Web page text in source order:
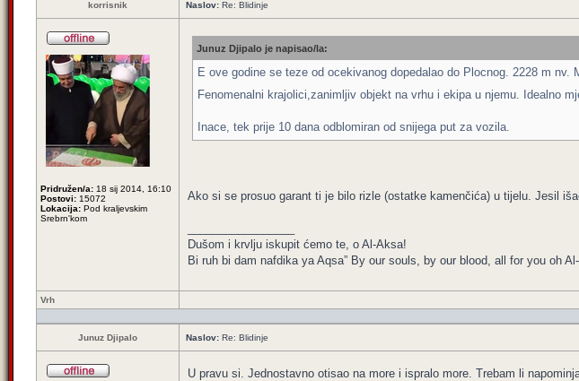
korrisnik Naslov: Re: Blidinje
Pridružen/a: 18 sij 2014, 16:10
Postovi: 15072
Lokacija: Pod kraljevskim
Srebrn'kom
Junuz Djipalo je napisao/la:
E ove godine se teze od ocekivanog dopedalao do Plocnog. 2228 m
Fenomenalni krajolici,zanimljiv objekt na vrhu i ekipa u njemu. Idealno
Inace, tek prije 10 dana odblomiran od snijega put za vozila.
Ako si se prosuo garant ti je bilo rizle (ostatke kamenčića) u tijelu. Jesil
Dušom i krvlju iskupit ćemo te, o Al-Aksa!
Bi ruh bi dam nafdika ya Aqsa” By our souls, by our blood, all for you oh
Vrh
Junuz Djipalo Naslov: Re: Blidinje
U pravu si. Jednostavno otisao na more i ispralo more. Trebam li